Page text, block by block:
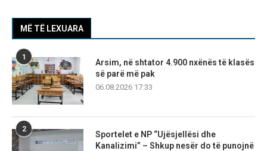
MË TË LEXUARA
1
Arsim, në shtator 4.900 nxënës të klasës
së parë më pak
06.08.2026 17:33
2
Sportelet e NP “Ujësjellësi dhe
Kanalizimi” – Shkup nesër do të punojnë